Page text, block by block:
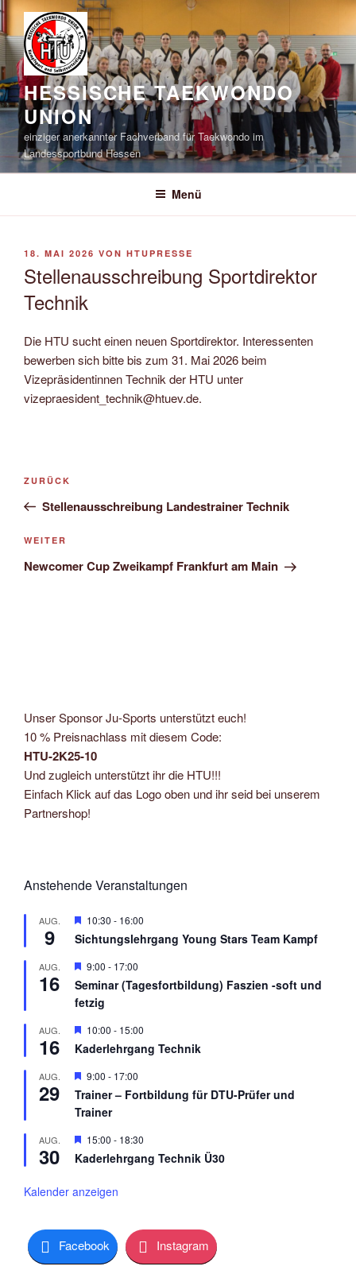
Zum
Inhalt
springen
HESSISCHE TAEKWONDO
UNION
einziger anerkannter Fachverband für Taekwondo im
Landessportbund Hessen
Menü
VERÖFFENTLICHT
18. MAI 2026 VON HTUPRESSE
Stellenausschreibung Sportdirektor
Technik
Die HTU sucht einen neuen Sportdirektor. Interessenten
bewerben sich bitte bis zum 31. Mai 2026 beim
Vizepräsidentinnen Technik der HTU unter
vizepraesident_technik@htuev.de.
Beitragsnavigation
Vorheriger
Beitrag
ZURÜCK
Stellenausschreibung Landestrainer Technik
Nächster
Beitrag
WEITER
Newcomer Cup Zweikampf Frankfurt am Main
Unser Sponsor Ju-Sports unterstützt euch!
10 % Preisnachlass mit diesem Code:
HTU-2K25-10
Und zugleich unterstützt ihr die HTU!!!
Einfach Klick auf das Logo oben und ihr seid bei unserem
Partnershop!
Anstehende Veranstaltungen
AUG.
9
H
r
o
r
e
o
b
n
10:30 - 16:00
Sichtungslehrgang Young Stars Team Kampf
AUG.
16
H
r
v
r
e
o
b
n
9:00 - 17:00
Seminar (Tagesfortbildung) Faszien -soft und
fetzig
AUG.
16
H
r
o
r
e
o
b
10:00 - 15:00
Kaderlehrgang Technik
AUG.
29
H
r
v
r
e
o
n
9:00 - 17:00
Trainer – Fortbildung für DTU-Prüfer und
Trainer
AUG.
30
H
r
o
e
o
b
15:00 - 18:30
Kaderlehrgang Technik Ü30
Kalender anzeigen
Facebook Instagram